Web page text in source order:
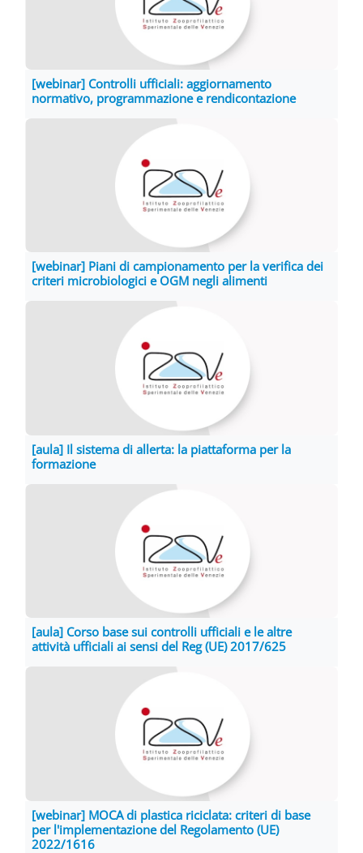
[webinar] Controlli ufficiali: aggiornamento
normativo, programmazione e rendicontazione
[webinar] Piani di campionamento per la verifica dei
criteri microbiologici e OGM negli alimenti
[aula] Il sistema di allerta: la piattaforma per la
formazione
[aula] Corso base sui controlli ufficiali e le altre
attività ufficiali ai sensi del Reg (UE) 2017/625
[webinar] MOCA di plastica riciclata: criteri di base
per l'implementazione del Regolamento (UE)
2022/1616